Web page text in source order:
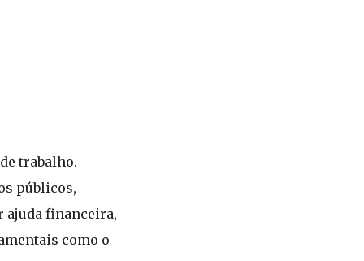
trabalho.
públicos,
ajuda financeira,
como o